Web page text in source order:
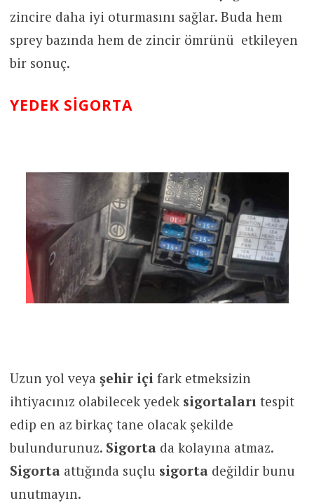
zincire daha iyi oturmasını sağlar. Buda hem
sprey bazında hem de zincir ömrünü etkileyen
bir sonuç.
YEDEK SIGORTA
Uzun yol veya şehir içi fark etmeksizin
ihtiyacınız olabilecek yedek sigortaları tespit
edip en az birkaç tane olacak şekilde
bulundurunuz. Sigorta da kolayına atmaz.
Sigorta attığında suçlu sigorta değildir bunu
unutmayın.